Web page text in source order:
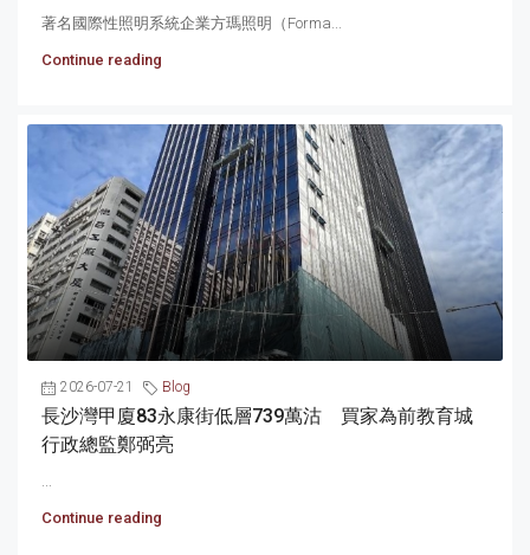
著名國際性照明系統企業方瑪照明（Forma...
Continue reading
2026-07-21 Blog
長沙灣甲廈83永康街低層739萬沽 買家為前教育城
行政總監鄭弼亮
...
Continue reading